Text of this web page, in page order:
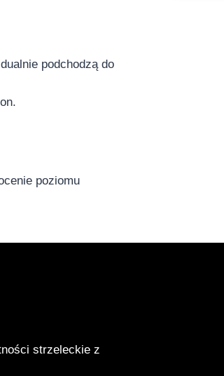
podchodzą do
poziomu
strzeleckie z